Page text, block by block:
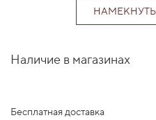
Наличие в магазинах
Бесплатная доставка